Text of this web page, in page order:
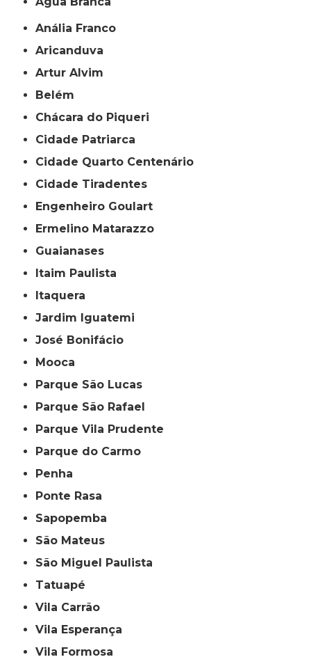
Anália Franco
Aricanduva
Artur Alvim
Belém
Chácara do Piqueri
Cidade Patriarca
Cidade Quarto Centenário
Cidade Tiradentes
Engenheiro Goulart
Ermelino Matarazzo
Guaianases
Itaim Paulista
Itaquera
Jardim Iguatemi
José Bonifácio
Mooca
Parque São Lucas
Parque São Rafael
Parque Vila Prudente
Parque do Carmo
Penha
Ponte Rasa
Sapopemba
São Mateus
São Miguel Paulista
Tatuapé
Vila Carrão
Vila Esperança
Vila Formosa